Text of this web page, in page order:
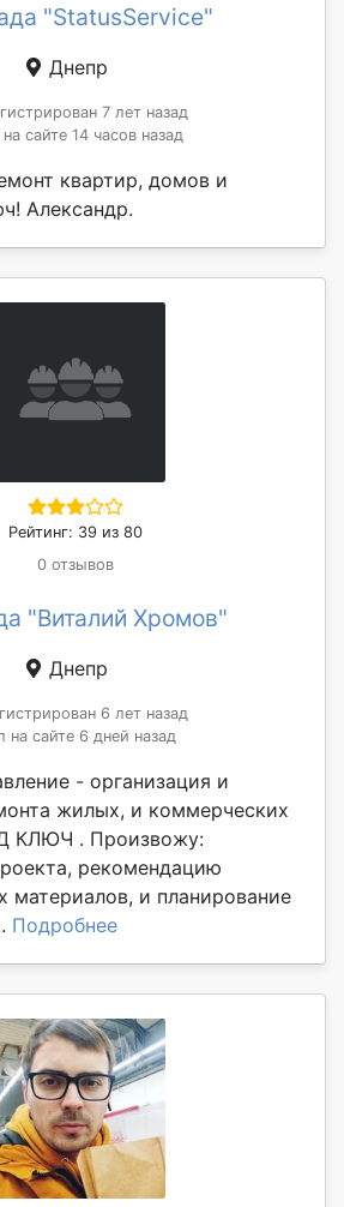
"StatusService"
Днепр
7 лет назад
сайте 14 часов назад
квартир, домов и
Александр.
Рейтинг: 39 из 80
0 отзывов
"Виталий Хромов"
Днепр
6 лет назад
на сайте 6 дней назад
- организация и
жилых, и коммерческих
КЛЮЧ . Произвожу:
рекомендацию
материалов, и планирование
Подробнее